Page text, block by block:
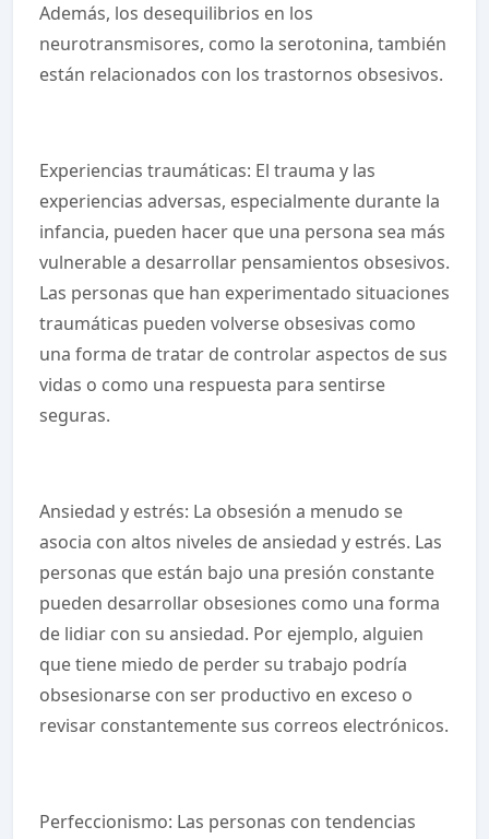
Además, los desequilibrios en los
neurotransmisores, como la serotonina, también
están relacionados con los trastornos obsesivos.
Experiencias traumáticas: El trauma y las
experiencias adversas, especialmente durante la
infancia, pueden hacer que una persona sea más
vulnerable a desarrollar pensamientos obsesivos.
Las personas que han experimentado situaciones
traumáticas pueden volverse obsesivas como
una forma de tratar de controlar aspectos de sus
vidas o como una respuesta para sentirse
seguras.
Ansiedad y estrés: La obsesión a menudo se
asocia con altos niveles de ansiedad y estrés. Las
personas que están bajo una presión constante
pueden desarrollar obsesiones como una forma
de lidiar con su ansiedad. Por ejemplo, alguien
que tiene miedo de perder su trabajo podría
obsesionarse con ser productivo en exceso o
revisar constantemente sus correos electrónicos.
Perfeccionismo: Las personas con tendencias